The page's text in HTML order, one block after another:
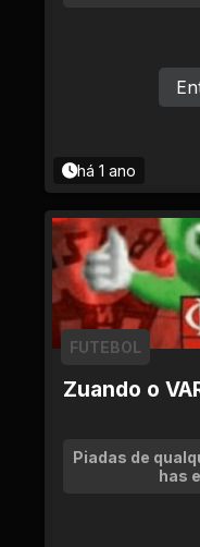
há 1 ano
Zuando o
FUTEBOL
Piadas de
has